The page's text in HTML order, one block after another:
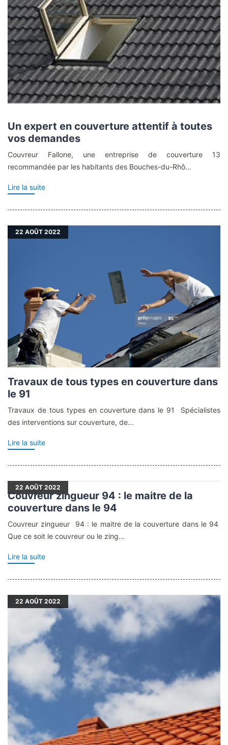
Un expert en couverture attentif à toutes
vos demandes
Couvreur Fallone, une entreprise de couverture 13
recommandée par les habitants des Bouches-du-Rhô...
Lire la suite
22 AOÛT 2022
Travaux de tous types en couverture dans
le 91
Travaux de tous types en couverture dans le 91 Spécialistes
des interventions sur couverture, de...
Lire la suite
22 AOÛT 2022
Couvreur zingueur 94 : le maitre de la
couverture dans le 94
Couvreur zingueur 94 : le maitre de la couverture dans le 94
Que ce soit le couvreur ou le zing...
Lire la suite
22 AOÛT 2022